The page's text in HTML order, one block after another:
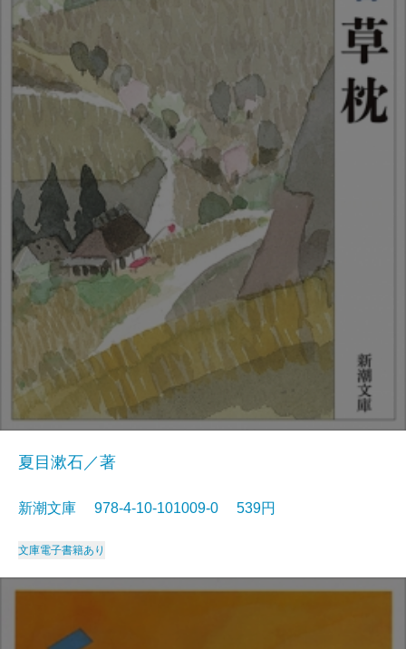
夏目漱石／著
新潮文庫 978-4-10-101009-0 539円
文庫電子書籍あり